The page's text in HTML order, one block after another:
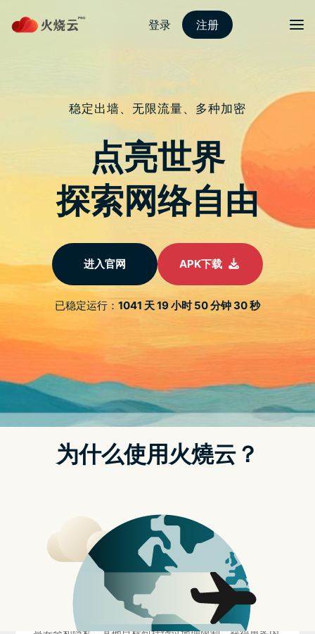
Menu
分类： strongvpn设置
为什麽VPN可以帮助我们安全上网？让我们更深入
了解VPN的世界吧！
《如何更改IP地址》使用VPN一键变更
IP到任何国家！电脑Windows 10、手机
等都适用
strongvpn怎么购买
您想要更改位置和改IP 地址的原因有很多，主要问题之一